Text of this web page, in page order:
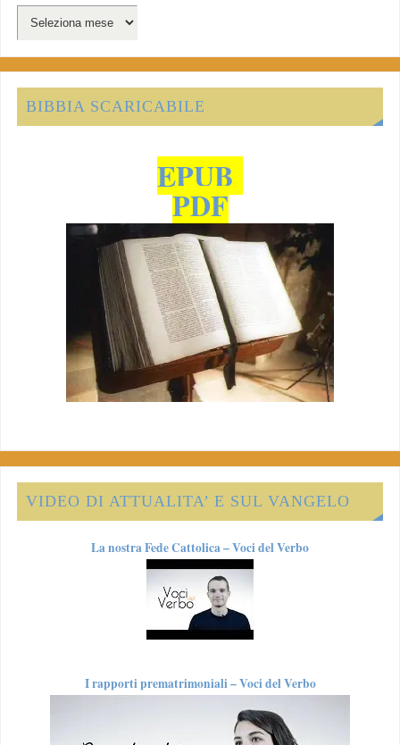
BIBBIA SCARICABILE
EPUB
PDF
VIDEO DI ATTUALITA’ E SUL VANGELO
La nostra Fede Cattolica – Voci del Verbo
I rapporti prematrimoniali – Voci del Verbo